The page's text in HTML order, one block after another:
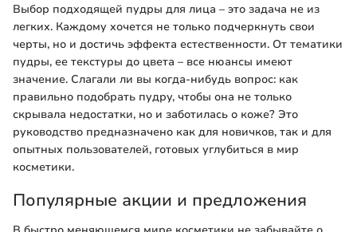
Выбор подходящей пудры для лица – это задача не из
легких. Каждому хочется не только подчеркнуть свои
черты, но и достичь эффекта естественности. От тематики
пудры, ее текстуры до цвета – все нюансы имеют
значение. Слагали ли вы когда-нибудь вопрос: как
правильно подобрать пудру, чтобы она не только
скрывала недостатки, но и заботилась о коже? Это
руководство предназначено как для новичков, так и для
опытных пользователей, готовых углубиться в мир
косметики.
Популярные акции и предложения